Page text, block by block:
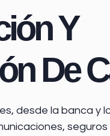
Y
De
desde la banca y